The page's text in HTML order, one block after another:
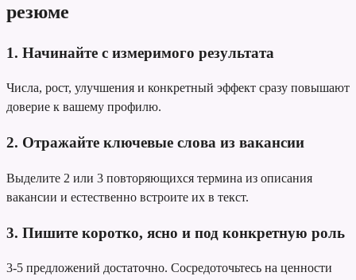
резюме
1. Начинайте с измеримого результата
Числа, рост, улучшения и конкретный эффект сразу повышают
доверие к вашему профилю.
2. Отражайте ключевые слова из вакансии
Выделите 2 или 3 повторяющихся термина из описания
вакансии и естественно встроите их в текст.
3. Пишите коротко, ясно и под конкретную роль
3-5 предложений достаточно. Сосредоточьтесь на ценности